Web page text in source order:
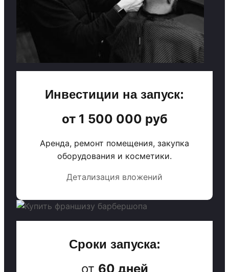
Инвестиции на запуск:
от 1 500 000 руб
Аренда, ремонт помещения, закупка
оборудования и косметики.
Детализация вложений
Сроки запуска:
от 60 дней